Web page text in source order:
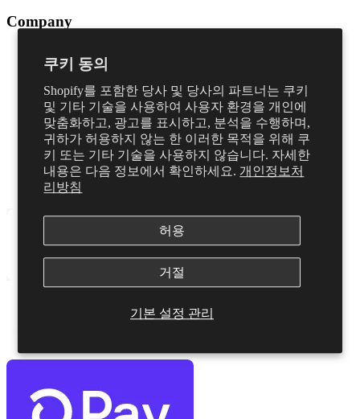
쿠키 동의
Shopify를 포함한 당사 및 당사의 파트너는 쿠키
및 기타 기술을 사용하여 사용자 환경을 개인에
맞춤화하고, 광고를 표시하고, 분석을 수행하며,
귀하가 허용하지 않는 한 이러한 목적을 위해 쿠
키 또는 기타 기술을 사용하지 않습니다. 자세한
내용은 다음 정보에서 확인하세요. 개인정보처
리방침
기본 설정 관리
허용
거절
Company
Privacy policy
EULA
Careers
Partners
Education
Retailers
Find a store